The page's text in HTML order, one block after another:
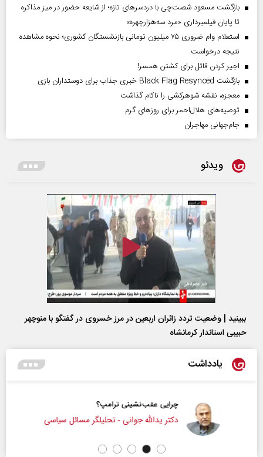
بازگشت مسعود شصت‌چی با دردسر‌های تازه؛ از شایعه حضور در میز مذاکره
تا پایان فیلمبرداری «مرد سه‌هزارچهره»
استعلام وام ضروری ۷۵ میلیون تومانی بازنشستگان کشوری؛ نحوه مشاهده
نتیجه درخواست
اجیر کردن قاتل برای کشتن همسر!
بازگشت Black Flag Resynced خبری جذاب برای دوستداران بازی
معجزه، نقشه شوهرکشی را ناکام گذاشت
توصیه‌های هلال‌احمر برای روز‌های گرم
جام‌جهانی مهاجران
ویدئو
ببینید | وضعیت تردد زائران اربعین در مرز خسروی در گفتگو با منوچهر
حبیبی استاندار کرمانشاه
یادداشت
چرایی عقب‌نشینی ترامپ؟
دکتر یدالله جوانی - تحلیلگر مسائل سیاسی